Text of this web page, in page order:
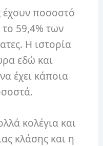
έχουν ποσοστό
59,4% των
Η ιστορία
εδώ και
έχει κάποια
κολέγια και
κλάσης και η